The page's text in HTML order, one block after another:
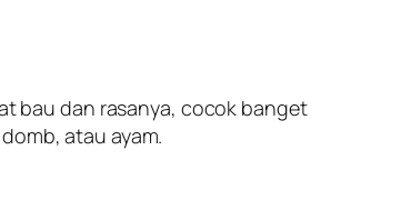
bau dan rasanya, cocok banget
atau ayam.